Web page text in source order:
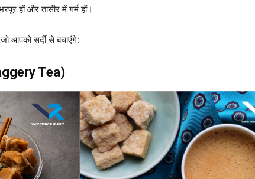
हों और तासीर में गर्म हों।
आपको सर्दी से बचाएंगे:
Tea)